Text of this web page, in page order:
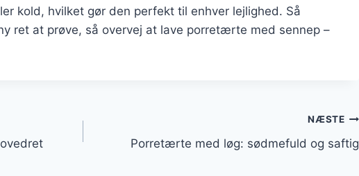
kold, hvilket gør den perfekt til enhver lejlighed. Så
ret at prøve, så overvej at lave porretærte med sennep –
NÆSTE
Porretærte med løg: sødmefuld og saftig